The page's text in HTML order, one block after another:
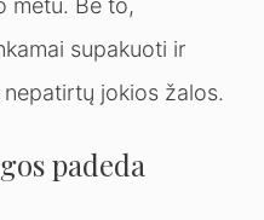
metu. Be to,
supakuoti ir
jokios žalos.
padeda